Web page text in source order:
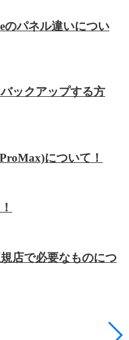
のパネル違いについ
ックアップする方
について！
店で必要なものにつ